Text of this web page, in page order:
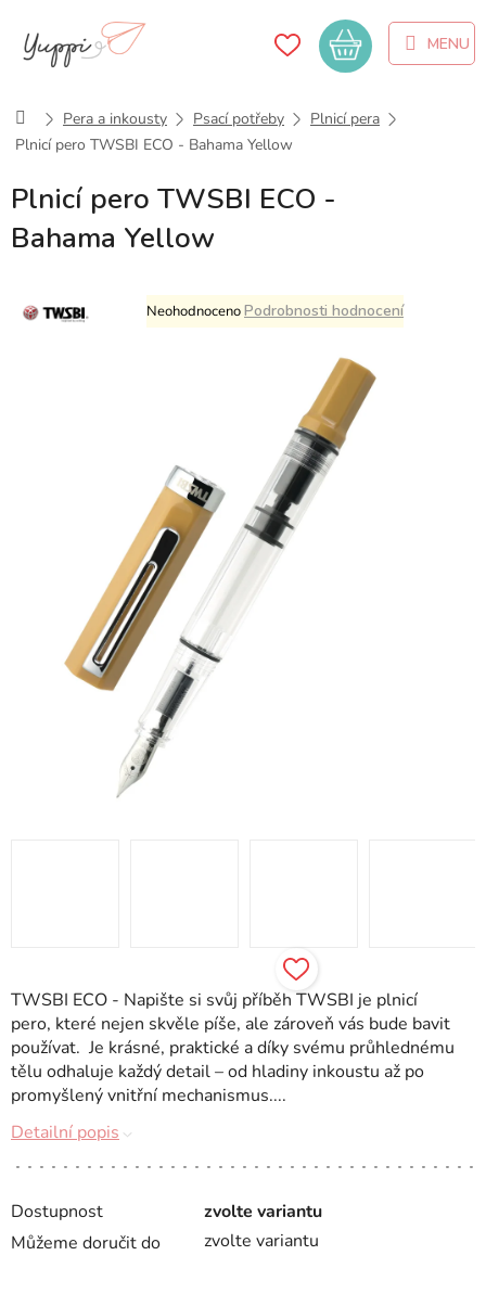
obsah
Nákupní
košík
DomůPera a inkousty Psací potřeby
Plnicí pera
Plnicí pero TWSBI ECO - Bahama Yellow
Plnicí pero TWSBI ECO -
Bahama Yellow
Průměrné
hodnocení
NeohodnocenoPodrobnosti hodnocení
Dostupnost
zvolte variantu
Můžeme doručit do
zvolte variantu
TWSBI ECO - Napište si svůj příběh TWSBI je plnicí
pero, které nejen skvěle píše, ale zároveň vás bude bavit
používat. Je krásné, praktické a díky svému průhlednému
tělu odhaluje každý detail – od hladiny inkoustu až po
promyšlený vnitřní mechanismus....
Detailní popis